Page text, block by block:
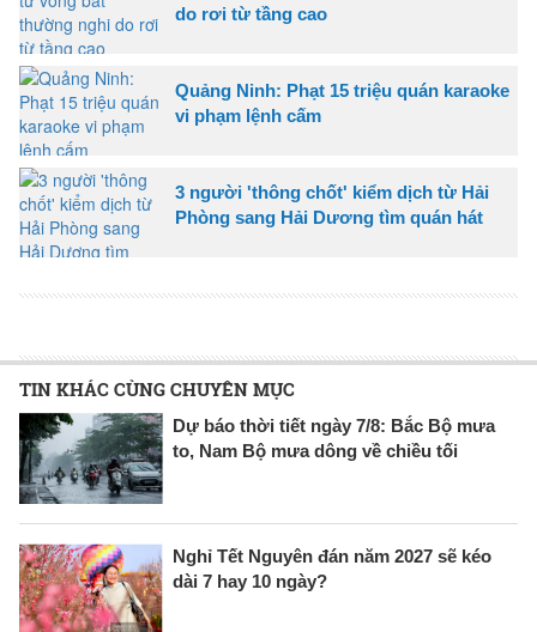
do rơi từ tầng cao
Quảng Ninh: Phạt 15 triệu quán karaoke
vi phạm lệnh cấm
3 người 'thông chốt' kiểm dịch từ Hải
Phòng sang Hải Dương tìm quán hát
TIN KHÁC CÙNG CHUYÊN MỤC
Dự báo thời tiết ngày 7/8: Bắc Bộ mưa
to, Nam Bộ mưa dông về chiều tối
Nghỉ Tết Nguyên đán năm 2027 sẽ kéo
dài 7 hay 10 ngày?